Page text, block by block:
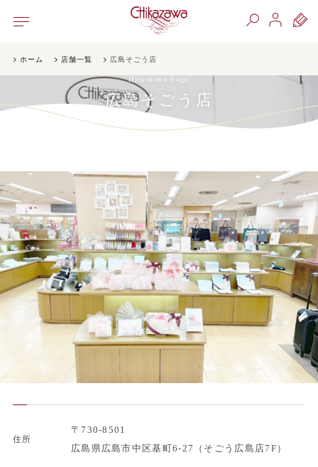
ホーム 店舗一覧 広島そごう店
Hiroshima-Sogo
広島そごう店
住所
〒730-8501
広島県広島市中区基町6-27（そごう広島店7F）